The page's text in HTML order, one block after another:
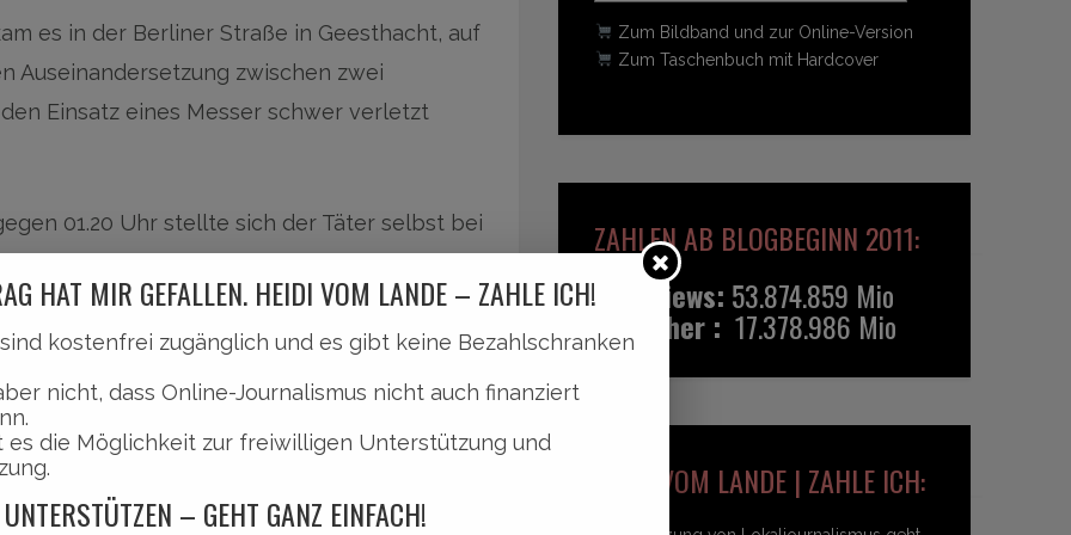
es in der Berliner Straße in Geesthacht, auf
Auseinandersetzung zwischen zwei
Einsatz eines Messer schwer verletzt
01.20 Uhr stellte sich der Täter selbst bei
dazu erfahrt ihr nachfolgend …
auf dem Friedhof.
Zum Bildband und zur Online-Version
Zum Taschenbuch mit Hardcover
ZAHLEN AB BLOGBEGINN 2011:
Pageviews: 53.874.859 Mio
Besucher : 17.378.986 Mio
HEIDI VOM LANDE | ZAHLE ICH:
HAT MIR GEFALLEN. HEIDI VOM LANDE – ZAHLE ICH!
kostenfrei zugänglich und es gibt keine Bezahlschranken
nicht, dass Online-Journalismus nicht auch finanziert
es die Möglichkeit zur freiwilligen Unterstützung und
– GEHT GANZ EINFACH!